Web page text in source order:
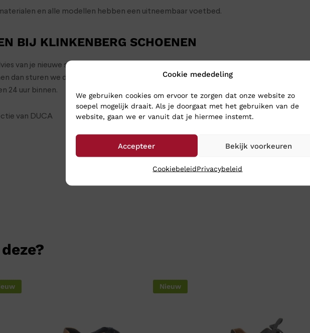
Cookie mededeling
We gebruiken cookies om ervoor te zorgen dat onze website zo
soepel mogelijk draait. Als je doorgaat met het gebruiken van de
website, gaan we er vanuit dat je hiermee instemt.
Accepteer Bekijk voorkeuren
CookiebeleidPrivacybeleid
en alle modellen hebben een uitneembaar voetbed.
BIJ KLINKENBERG SCHOENEN
van je nieuwe schoenen naar Klinkenberg Schoenen in Geldrop. Dan weet je
dan sturen we de schoenen toch gewoon naar je op: bestel ze online in onze
24 uur binnen.
van DUCA
Nieuw